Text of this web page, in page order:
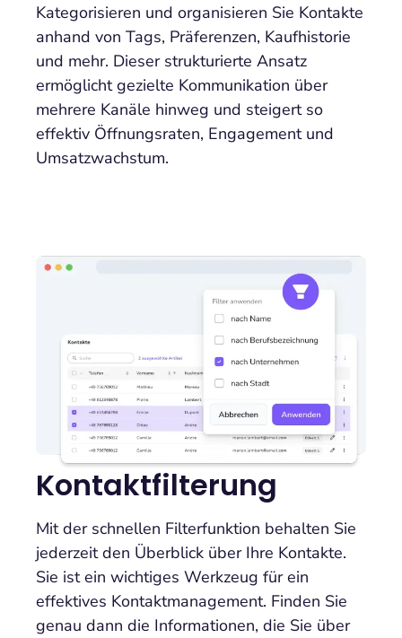
Kategorisieren und organisieren Sie Kontakte
anhand von Tags, Präferenzen, Kaufhistorie
und mehr. Dieser strukturierte Ansatz
ermöglicht gezielte Kommunikation über
mehrere Kanäle hinweg und steigert so
effektiv Öffnungsraten, Engagement und
Umsatzwachstum.
Kontaktfilterung
Mit der schnellen Filterfunktion behalten Sie
jederzeit den Überblick über Ihre Kontakte.
Sie ist ein wichtiges Werkzeug für ein
effektives Kontaktmanagement. Finden Sie
genau dann die Informationen, die Sie über